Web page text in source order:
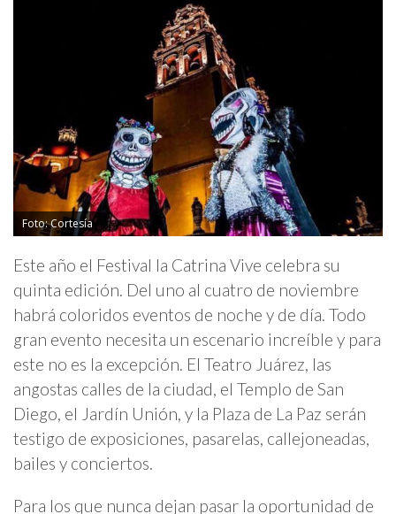
Foto: Cortesía
Este año el Festival la Catrina Vive celebra su
quinta edición. Del uno al cuatro de noviembre
habrá coloridos eventos de noche y de día. Todo
gran evento necesita un escenario increíble y para
este no es la excepción. El Teatro Juárez, las
angostas calles de la ciudad, el Templo de San
Diego, el Jardín Unión, y la Plaza de La Paz serán
testigo de exposiciones, pasarelas, callejoneadas,
bailes y conciertos.
Para los que nunca dejan pasar la oportunidad de